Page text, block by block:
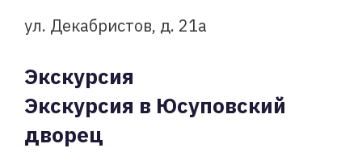
ул. Декабристов, д. 21а
Экскурсия
Экскурсия в Юсуповский
дворец